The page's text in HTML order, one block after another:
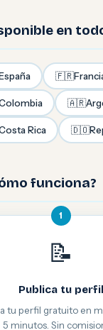
en
🇫🇷
🇦🇷
Rica 🇩🇴
funciona?
1
📝
Publica tu perfil
tu perfil gratuito en
5 minutos. Sin